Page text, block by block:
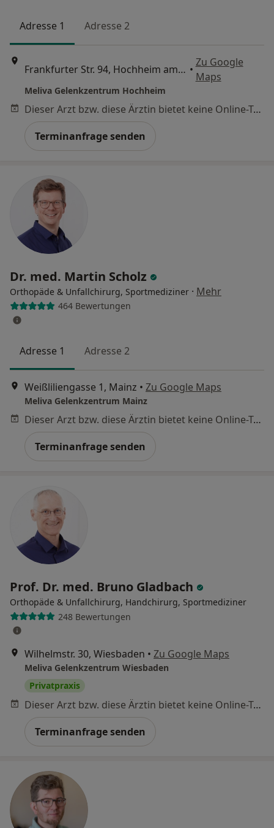
Adresse 1 Adresse 2
Frankfurter Str. 94, Hochheim am Main •
Zu Google
Maps
Meliva Gelenkzentrum Hochheim
Dieser Arzt bzw. diese Ärztin bietet keine Online-Terminbuchung an diesem Standort an.
Terminanfrage senden
Dr. med. Martin Scholz
Orthopäde & Unfallchirurg, Sportmediziner · Mehr
464 Bewertungen
Adresse 1 Adresse 2
Weißliliengasse 1, Mainz • Zu Google Maps
Meliva Gelenkzentrum Mainz
Dieser Arzt bzw. diese Ärztin bietet keine Online-Terminbuchung an diesem Standort an.
Terminanfrage senden
Prof. Dr. med. Bruno Gladbach
Orthopäde & Unfallchirurg, Handchirurg, Sportmediziner
248 Bewertungen
Wilhelmstr. 30, Wiesbaden • Zu Google Maps
Meliva Gelenkzentrum Wiesbaden
Privatpraxis
Dieser Arzt bzw. diese Ärztin bietet keine Online-Terminbuchung an diesem Standort an.
Terminanfrage senden